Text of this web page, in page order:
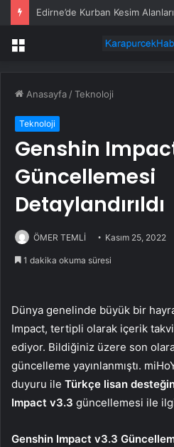
Edirne’de Kurban Kesim
Menü
Anasayfa /Teknoloji
Teknoloji
Genshin
Güncellemesi
Detaylandırıldı
ÖMER TEMLİ Kasım 25, 2022
1 dakika okuma süresi
Dünya genelinde büyük bir
Impact, tertipli olarak içerik
ediyor. Bildiğiniz üzere son
güncelleme yayınlanmıştı.
duyuru ile Türkçe lisan
Impact v3.3 güncellemesi ile
Genshin Impact v3.3